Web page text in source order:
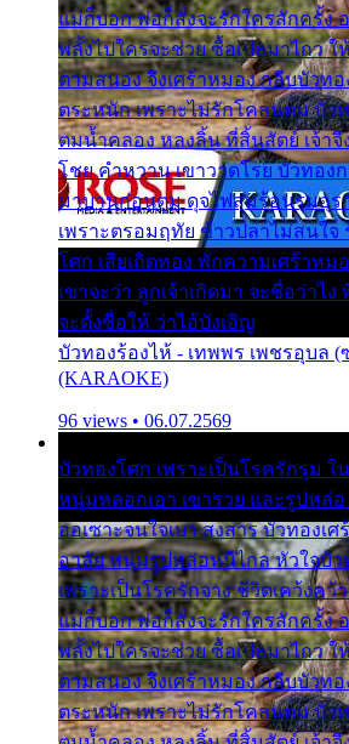
แม่ก็บอก พ่อก็สั่งจะรักใครสักครั้ง
พลั้งไปใครจะช่วย ซื้อเปลมาไกว ใ
ตามสนอง จึงเศร้าหมอง กลีบบัวทอ
ตระหนัก เพราะไม่รักโคลนตม บัว
ตมน้ำคลอง หลงลิ้น ที่สิ้นสัตย์ เจ้า
โชย คำหวาน เขาวาดโรย บัวทอง
มาบานก่อนตูม ดุจไฟสุมร้อนรุมอุร
เพราะตรอมฤทัย ข้าวปลาไม่สนใจ
โศก เสียเถิดทอง พักความเศร้าหม
เขาจะว่า ลูกเจ้าเกิดมา จะชื่อว่าไ
จะตั้งชื่อให้ ว่าไอ้บังเอิญ
บัวทองร้องไห้ - เทพพร เพชรอุบล
(KARAOKE)
96 views • 06.07.2569
บัวทองโศก เพราะเป็นโรครักรุม
หนุ่มหลอกเอา เขารวย และรูปหล่
ออเซาะจนใจเบา สงสาร บัวทองเศ
อาลัย หนุ่มรูปหล่อหนีไกล หัวใจบัว
เพราะเป็นโรครักจาง ชีวิตเคว้งคว้
แม่ก็บอก พ่อก็สั่งจะรักใครสักครั้ง
พลั้งไปใครจะช่วย ซื้อเปลมาไกว ใ
ตามสนอง จึงเศร้าหมอง กลีบบัวทอ
ตระหนัก เพราะไม่รักโคลนตม บัว